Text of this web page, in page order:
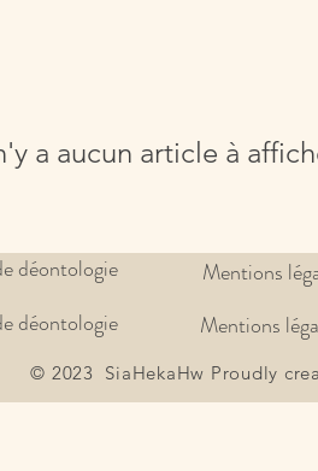
a aucun article à
déontologie Mentions
déontologie Mentions
© 2023 SiaHekaHw Proudly